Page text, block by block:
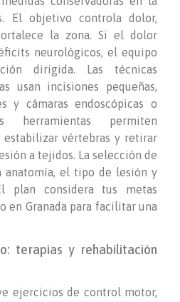
El objetivo controla dolor,
la zona. Si el dolor
neurológicos, el equipo
dirigida. Las técnicas
usan incisiones pequeñas,
y cámaras endoscópicas o
herramientas permiten
estabilizar vértebras y retirar
a tejidos. La selección de
anatomía, el tipo de lesión y
plan considera tus metas
en Granada para facilitar una
terapias y rehabilitación
ejercicios de control motor,